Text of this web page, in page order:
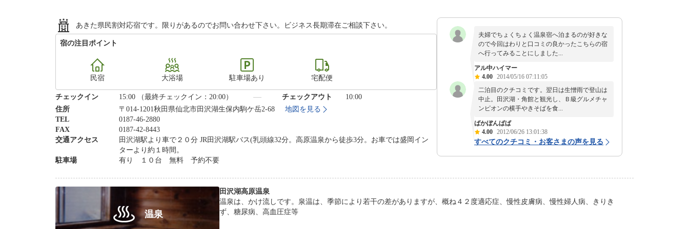
あきた県民割対応宿です。限りがあるのでお問い合わせ下さい。ビジネス長期滞在ご相談下さい。
宿の注目ポイント
民宿 大浴場 駐車場あり 宅配便
チェックイン 15:00 （最終チェックイン：20:00） チェックアウト
10:00
住所
〒014-1201秋田県仙北市田沢湖生保内駒ケ岳2-68
地図を見る
TEL
0187-46-2880
FAX
0187-42-8443
交通アクセス
田沢湖駅より車で２０分 JR田沢湖駅バス(乳頭線32分。高原温泉から徒歩3分。お車では盛岡イン
ターより約１時間。
駐車場
有り １０台 無料 予約不要
夫婦でちょくちょく温泉宿へ泊まるのが好きな
ので今回はわりと口コミの良かったこちらの宿
へ行ってみることにしました...
アル中ハイマー
4.00 2014/05/16 07:11:05
二泊目のクチコミです。翌日は生憎雨で登山は
中止。田沢湖・角館と観光し、Ｂ級グルメチャ
ンピオンの横手やきそばを食...
ばかぼんぱぱ
4.00 2012/06/26 13:01:38
すべてのクチコミ・お客さまの声を見る
温泉
田沢湖高原温泉
温泉は、かけ流しです。泉温は、季節により若干の差がありますが、概ね４２度適応症、慢性皮膚病、慢性婦人病、きりき
ず、糖尿病、高血圧症等